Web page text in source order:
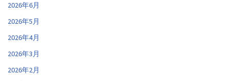
2026年6月
2026年5月
2026年4月
2026年3月
2026年2月